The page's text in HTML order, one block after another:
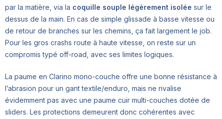
par la matière, via la coquille souple légèrement isolée sur le
dessus de la main. En cas de simple glissade à basse vitesse ou
de retour de branches sur les chemins, ça fait largement le job.
Pour les gros crashs route à haute vitesse, on reste sur un
compromis typé off-road, avec ses limites logiques.
La paume en Clarino mono-couche offre une bonne résistance à
l’abrasion pour un gant textile/enduro, mais ne rivalise
évidemment pas avec une paume cuir multi-couches dotée de
sliders. Les protections demeurent donc cohérentes avec